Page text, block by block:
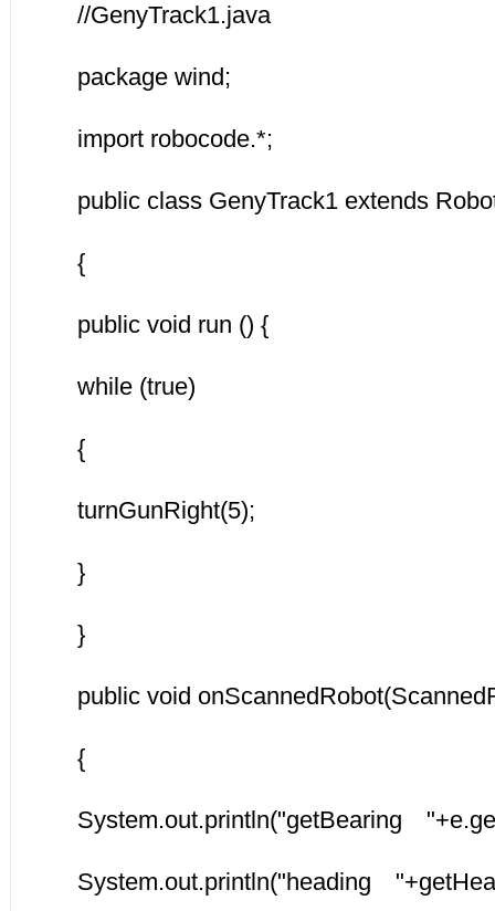
//GenyTrack1.java
package wind;
import robocode.*;
public class GenyTrack1 extends
{
public void run () {
while (true)
{
turnGunRight(5);
}
}
public void
{
System.out.println("getBearing
System.out.println("heading